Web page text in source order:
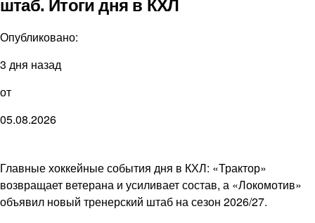
штаб. Итоги дня в КХЛ
Опубликовано:
3 дня назад
от
05.08.2026
Главные хоккейные события дня в КХЛ: «Трактор»
возвращает ветерана и усиливает состав, а «Локомотив»
объявил новый тренерский штаб на сезон 2026/27.